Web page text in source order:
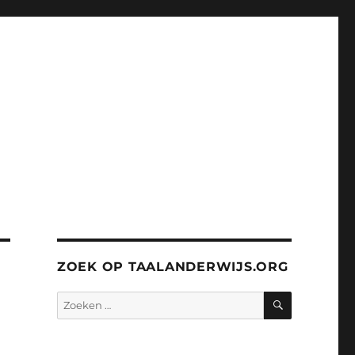
ZOEK OP TAALANDERWIJS.ORG
Zoeken
naar:
ZOEKEN